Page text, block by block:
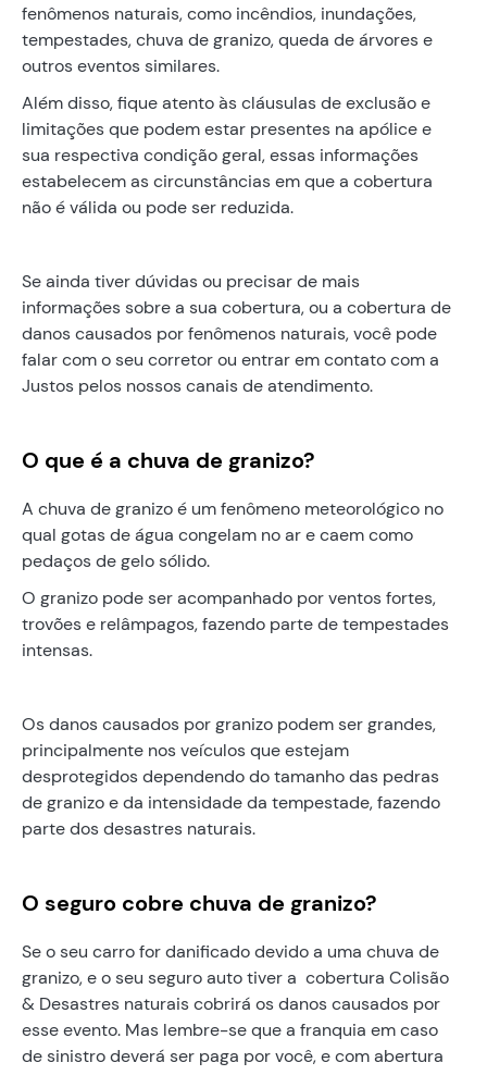
fenômenos naturais, como incêndios, inundações,
tempestades, chuva de granizo, queda de árvores e
outros eventos similares.
Além disso, fique atento às cláusulas de exclusão e
limitações que podem estar presentes na apólice e
sua respectiva condição geral, essas informações
estabelecem as circunstâncias em que a cobertura
não é válida ou pode ser reduzida.
Se ainda tiver dúvidas ou precisar de mais
informações sobre a sua cobertura, ou a cobertura de
danos causados por fenômenos naturais, você pode
falar com o seu corretor ou entrar em contato com a
Justos pelos nossos canais de atendimento.
O que é a chuva de granizo?
A chuva de granizo é um fenômeno meteorológico no
qual gotas de água congelam no ar e caem como
pedaços de gelo sólido.
O granizo pode ser acompanhado por ventos fortes,
trovões e relâmpagos, fazendo parte de tempestades
intensas.
Os danos causados por granizo podem ser grandes,
principalmente nos veículos que estejam
desprotegidos dependendo do tamanho das pedras
de granizo e da intensidade da tempestade, fazendo
parte dos desastres naturais.
O seguro cobre chuva de granizo?
Se o seu carro for danificado devido a uma chuva de
granizo, e o seu seguro auto tiver a cobertura Colisão
& Desastres naturais cobrirá os danos causados por
esse evento. Mas lembre-se que a franquia em caso
de sinistro deverá ser paga por você, e com abertura